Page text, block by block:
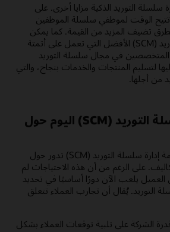
التوريد الذكية مزايا أخرى. على
الوقت لموظفي سلسلة الموظفين
تضيف المزيد من القيمة. كما يمكن
لأنظمة إدارة سلسلة التوريد (SCM) الأفضل التي تعمل على أتمتة
المتخصصين في مجال سلسلة التوريد
لتسليم المنتجات والخدمات بنجاح، والتي
من أجلها.
تدور أنظمة سلسلة التوريد (SCM) اليوم حول
جرت العادة على أن أنظمة إدارة سلسلة التوريد (SCM) تدور حول
على الرغم من أن هذه الاحتياجات لم
العميل يلعب الآن دورًا أساسيًا في تحديد
التوريد. يُقال أن تجارب العملاء تتعلق
الشركة على تلبية توقعات العملاء بشكل